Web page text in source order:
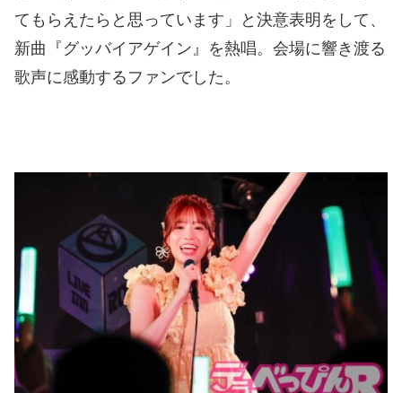
てもらえたらと思っています」と決意表明をして、
新曲『グッバイアゲイン』を熱唱。会場に響き渡る
歌声に感動するファンでした。